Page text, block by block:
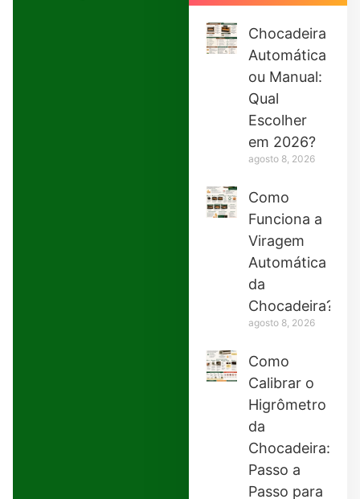
Chocadeira
Automática
ou Manual:
Qual
Escolher
em 2026?
agosto 8, 2026
Como
Funciona a
Viragem
Automática
da
Chocadeira?
agosto 8, 2026
Como
Calibrar o
Higrômetro
da
Chocadeira:
Passo a
Passo para